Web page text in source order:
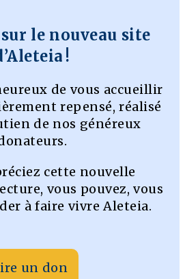
le nouveau site
!
de vous accueillir
repensé, réalisé
de nos généreux
cette nouvelle
vous pouvez, vous
à faire vivre Aleteia.
un don